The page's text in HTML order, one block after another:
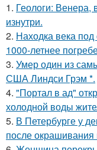
1. Геологи: Венера,
изнутри.
2. Находка века
1000-летнее
3. Умер один из
США Линдси Грэм *.
4. "Портал в ад"
холодной воды
5. В Петербурге у
после окрашивания